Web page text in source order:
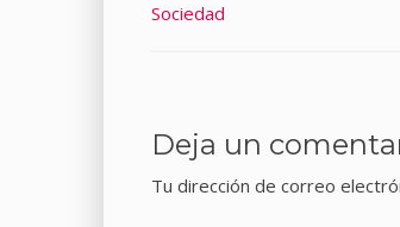
Sociedad
Deja un
Tu dirección de correo